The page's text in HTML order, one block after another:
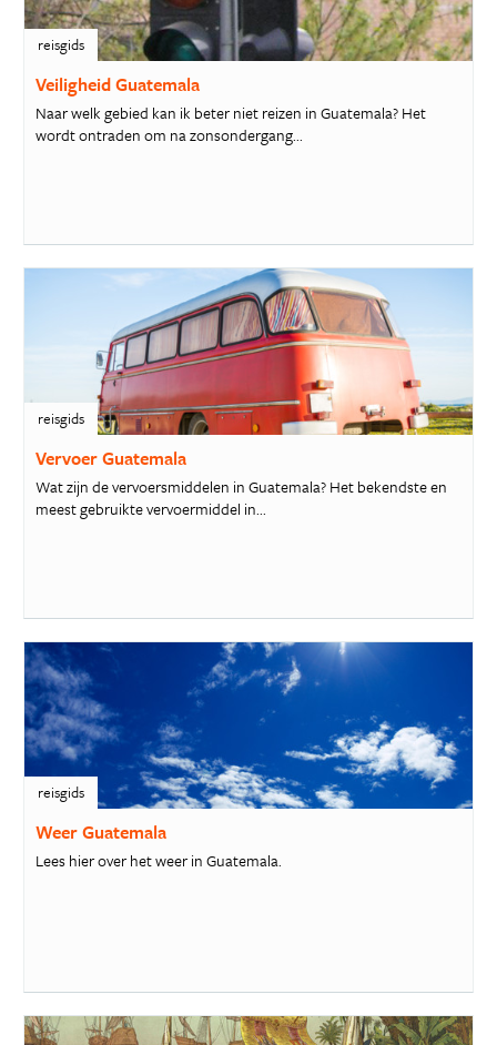
reisgids
Veiligheid Guatemala
Naar welk gebied kan ik beter niet reizen in Guatemala? Het
wordt ontraden om na zonsondergang...
reisgids
Vervoer Guatemala
Wat zijn de vervoersmiddelen in Guatemala? Het bekendste en
meest gebruikte vervoermiddel in...
reisgids
Weer Guatemala
Lees hier over het weer in Guatemala.